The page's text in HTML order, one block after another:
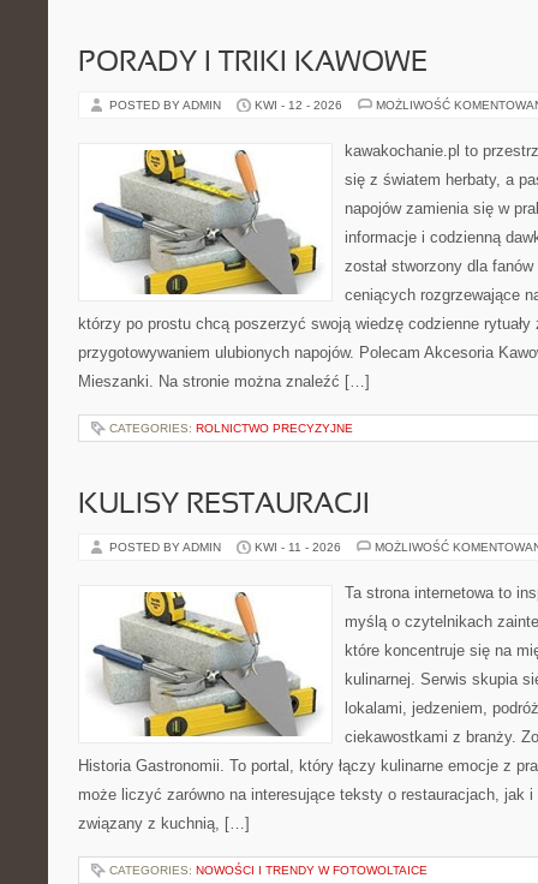
PORADY I TRIKI KAWOWE
POSTED BY ADMIN KWI - 12 - 2026 MOŻLIWOŚĆ
kawakochanie.pl to
się z światem herbaty, a
napojów zamienia się w
informacje i codzienną
został stworzony dla
ceniących rozgrzewające
którzy po prostu chcą poszerzyć swoją wiedzę codzienne rytuały
przygotowywaniem ulubionych napojów. Polecam Akcesoria
Mieszanki. Na stronie można znaleźć […]
CATEGORIES: ROLNICTWO PRECYZYJNE
KULISY RESTAURACJI
POSTED BY ADMIN KWI - 11 - 2026 MOŻLIWOŚĆ
Ta strona internetowa to
myślą o czytelnikach
które koncentruje się na
kulinarnej. Serwis skupia
lokalami, jedzeniem,
ciekawostkami z branży.
Historia Gastronomii. To portal, który łączy kulinarne emocje z
może liczyć zarówno na interesujące teksty o restauracjach, jak
związany z kuchnią, […]
CATEGORIES: NOWOŚCI I TRENDY W FOTOWOLTAICE